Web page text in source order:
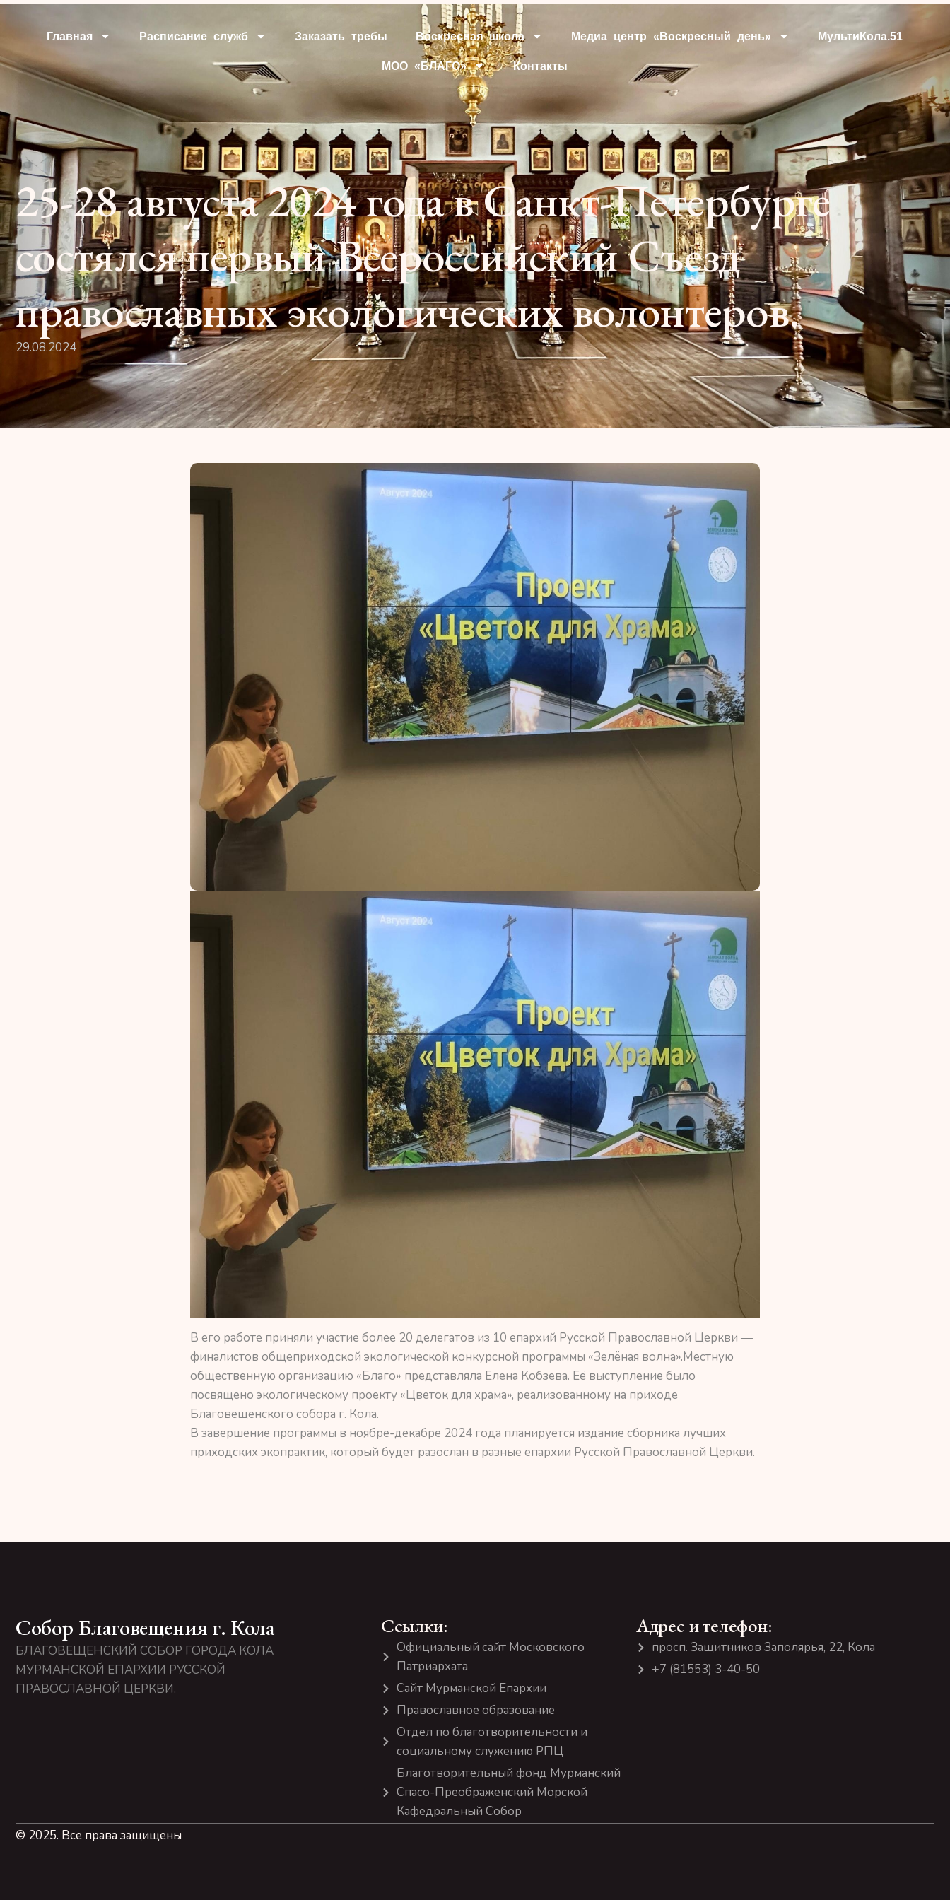
Главная Расписание служб Заказать требы Воскресная школа Медиа центр «Воскресный день» МультиКола.51
МОО «БЛАГО» Контакты
25-28 августа 2024 года в Санкт-Петербурге
состялся первый Всероссийский Съезд
православных экологических волонтеров.
29.08.2024
В его работе приняли участие более 20 делегатов из 10 епархий Русской Православной Церкви —
финалистов общеприходской экологической конкурсной программы «Зелёная волна».Местную
общественную организацию «Благо» представляла Елена Кобзева. Её выступление было
посвящено экологическому проекту «Цветок для храма», реализованному на приходе
Благовещенского собора г. Кола.
В завершение программы в ноябре-декабре 2024 года планируется издание сборника лучших
приходских экопрактик, который будет разослан в разные епархии Русской Православной Церкви.
Собор Благовещения г. Кола
БЛАГОВЕЩЕНСКИЙ СОБОР ГОРОДА КОЛА
МУРМАНСКОЙ ЕПАРХИИ РУССКОЙ
ПРАВОСЛАВНОЙ ЦЕРКВИ.
Ссылки:
Официальный сайт Московского
Патриархата
Сайт Мурманской Епархии
Православное образование
Отдел по благотворительности и
социальному служению РПЦ
Благотворительный фонд Мурманский
Спасо-Преображенский Морской
Кафедральный Собор
Адрес и телефон:
просп. Защитников Заполярья, 22, Кола
+7 (81553) 3-40-50
© 2025. Все права защищены